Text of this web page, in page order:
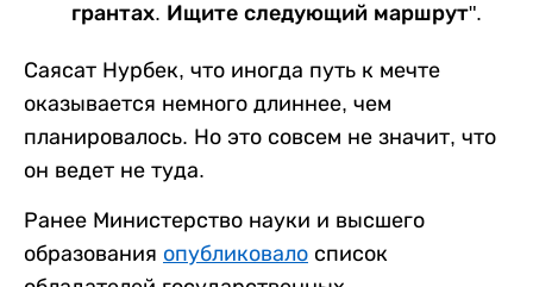
грантах. Ищите следующий маршрут".
Саясат Нурбек, что иногда путь к мечте
оказывается немного длиннее, чем
планировалось. Но это совсем не значит, что
он ведет не туда.
Ранее Министерство науки и высшего
образования опубликовало список